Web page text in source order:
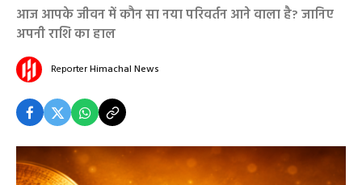
आज आपके जीवन में कौन सा नया परिवर्तन आने वाला है? जानिए
अपनी राशि का हाल
ReporterHimachal News